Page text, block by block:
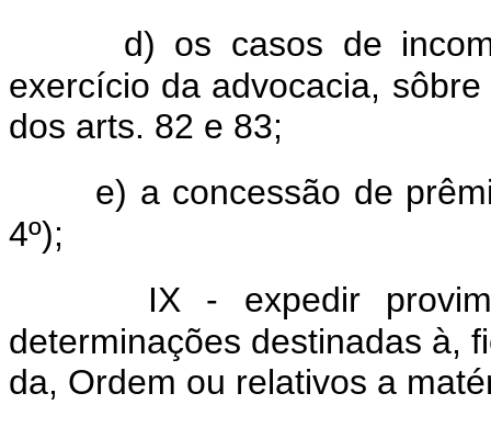
d) os casos de
exercício da advocacia,
dos arts. 82 e 83;
e) a concessão de
4º);
IX - expedir
determinações destinadas à,
da, Ordem ou relativos a